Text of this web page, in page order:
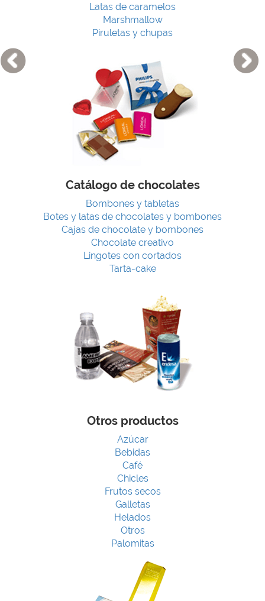
Latas de caramelos
Marshmallow
Piruletas y chupas
Catálogo de chocolates
Bombones y tabletas
Botes y latas de chocolates y bombones
Cajas de chocolate y bombones
Chocolate creativo
Lingotes con cortados
Tarta-cake
Otros productos
Azúcar
Bebidas
Café
Chicles
Frutos secos
Galletas
Helados
Otros
Palomitas